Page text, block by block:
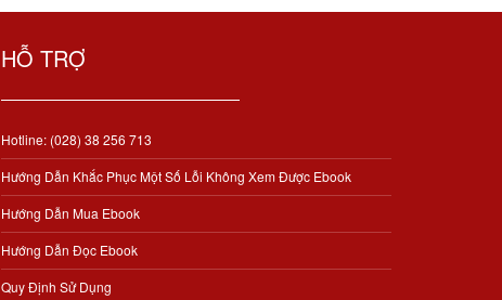
HỖ TRỢ
Hotline: (028) 38 256 713
Hướng Dẫn Khắc Phục Một Số Lỗi Không Xem Được Ebook
Hướng Dẫn Mua Ebook
Hướng Dẫn Đọc Ebook
Quy Định Sử Dụng